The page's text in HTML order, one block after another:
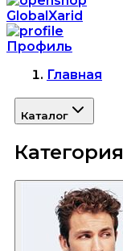
GlobalXarid
Профиль
Главная
Каталог
Категория